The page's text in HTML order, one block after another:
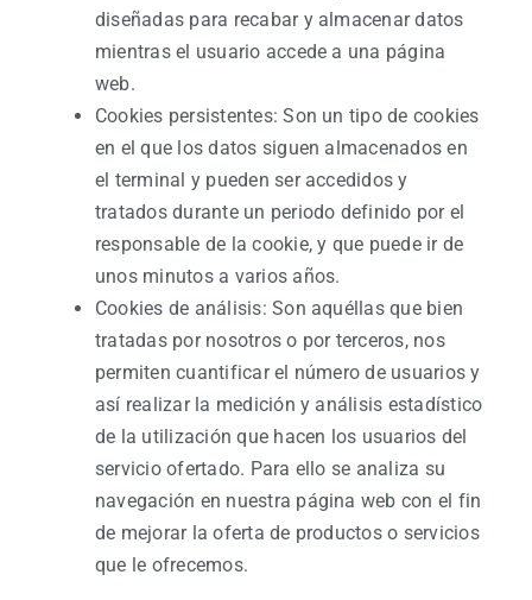
diseñadas para recabar y almacenar datos
mientras el usuario accede a una página
web.
Cookies persistentes: Son un tipo de cookies
en el que los datos siguen almacenados en
el terminal y pueden ser accedidos y
tratados durante un periodo definido por el
responsable de la cookie, y que puede ir de
unos minutos a varios años.
Cookies de análisis: Son aquéllas que bien
tratadas por nosotros o por terceros, nos
permiten cuantificar el número de usuarios y
así realizar la medición y análisis estadístico
de la utilización que hacen los usuarios del
servicio ofertado. Para ello se analiza su
navegación en nuestra página web con el fin
de mejorar la oferta de productos o servicios
que le ofrecemos.